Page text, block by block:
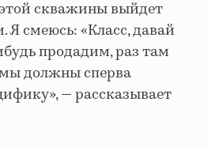
скважины выйдет
Я смеюсь: «Класс, давай
продадим, раз там
мы должны сперва
— рассказывает